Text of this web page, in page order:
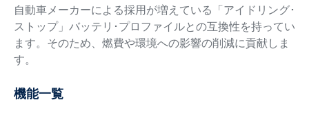
自動車メーカーによる採用が増えている「アイドリング･
ストップ」バッテリ･プロファイルとの互換性を持ってい
ます。そのため、燃費や環境への影響の削減に貢献しま
す。
機能一覧